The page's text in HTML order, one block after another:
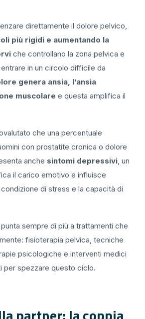
direttamente il dolore pelvico,
più rigidi e aumentando la
che controllano la zona pelvica e
in un circolo difficile da
genera ansia, l’ansia
muscolare e questa amplifica il
che una percentuale
con prostatite cronica o dolore
anche sintomi depressivi, un
il carico emotivo e influisce
di stress e la capacità di
sempre di più a trattamenti che
fisioterapia pelvica, tecniche
psicologiche e interventi medici
per spezzare questo ciclo.